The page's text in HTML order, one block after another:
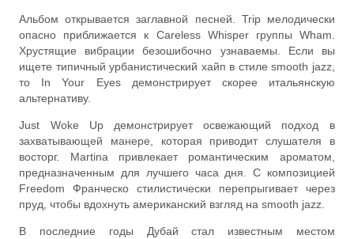
Альбом открывается заглавной песней. Trip мелодически
опасно приближается к Careless Whisper группы Wham.
Хрустящие вибрации безошибочно узнаваемы. Если вы
ищете типичный урбанистический хайп в стиле smooth jazz,
то In Your Eyes демонстрирует скорее итальянскую
альтернативу.
Just Woke Up демонстрирует освежающий подход в
захватывающей манере, которая приводит слушателя в
восторг. Martina привлекает романтическим ароматом,
предназначенным для лучшего часа дня. С композицией
Freedom Франческо стилистически перепрыгивает через
пруд, чтобы вдохнуть американский взгляд на smooth jazz.
В последние годы Дубай стал известным местом